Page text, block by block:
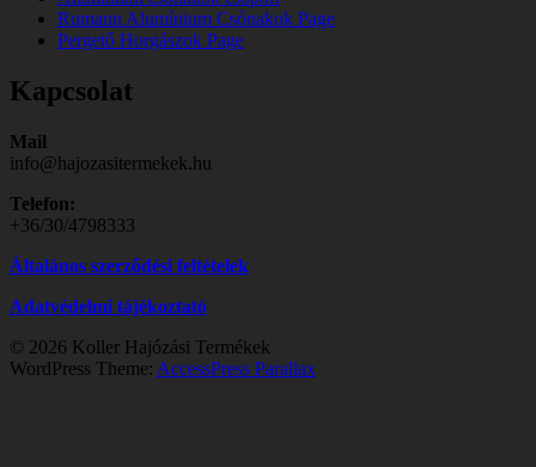
Rumann Alumínium Csónakok Page
Pergető Horgászok Page
Kapcsolat
Mail
info@hajozasitermekek.hu
Telefon:
+36/30/4798333
Általános szerződési feltételek
Adatvédelmi tájékoztató
© 2026 Koller Hajózási Termékek
WordPress Theme: AccessPress Parallax